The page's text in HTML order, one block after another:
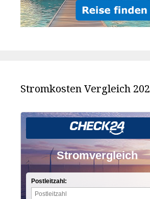
Stromkosten Vergleich
Stromvergleich
Postleitzahl: